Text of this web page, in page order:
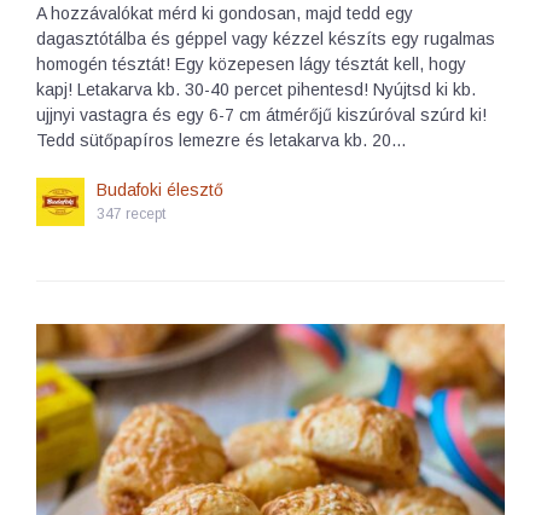
A hozzávalókat mérd ki gondosan, majd tedd egy
dagasztótálba és géppel vagy kézzel készíts egy rugalmas
homogén tésztát! Egy közepesen lágy tésztát kell, hogy
kapj! Letakarva kb. 30-40 percet pihentesd! Nyújtsd ki kb.
ujjnyi vastagra és egy 6-7 cm átmérőjű kiszúróval szúrd ki!
Tedd sütőpapíros lemezre és letakarva kb. 20…
Budafoki élesztő
347 recept